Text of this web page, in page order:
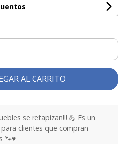
AL CARRITO
se retapizan!!! 💪 Es un
clientes que compran
🐾♥️